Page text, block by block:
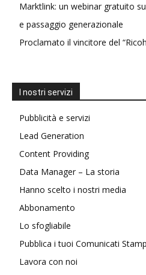
Marktlink: un webinar gratuito
e passaggio generazionale
Proclamato il vincitore del
I nostri servizi
Pubblicità e servizi
Lead Generation
Content Providing
Data Manager – La storia
Hanno scelto i nostri media
Abbonamento
Lo sfogliabile
Pubblica i tuoi Comunicati
Lavora con noi